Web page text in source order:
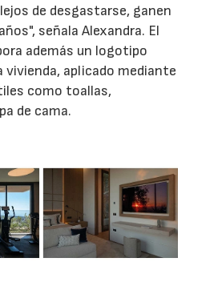
de desgastarse, ganen
señala Alexandra. El
además un logotipo
vivienda, aplicado mediante
como toallas,
de cama.